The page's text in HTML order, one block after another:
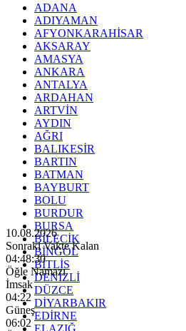
ADANA
ADIYAMAN
AFYONKARAHİSAR
AKSARAY
AMASYA
ANKARA
ANTALYA
ARDAHAN
ARTVİN
AYDIN
AĞRI
BALIKESİR
BARTIN
BATMAN
BAYBURT
BOLU
BURDUR
BURSA
BİLECİK
BİNGÖL
BİTLİS
DENİZLİ
DÜZCE
DİYARBAKIR
EDİRNE
ELAZIĞ
10.08.2026
Sonraki Vakte Kalan
04:48:29
Öğle Namazı
İmsak
04:22
Güneş
06:02